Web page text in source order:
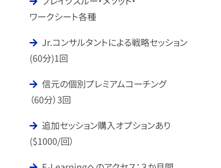
ワークシート各種
Jr.コンサルタントによる戦略セッション
(60分)1回
信元の個別プレミアムコーチング
（60分）3回
追加セッション購入オプションあり
($1000/回）